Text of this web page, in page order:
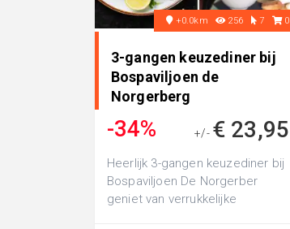
+0.0km 256 7 0
3-gangen keuzediner bij
Bospaviljoen de
Norgerberg
-34% +/- € 23,95
Heerlijk 3-gangen keuzediner bij
Bospaviljoen De Norgerber
geniet van verrukkelijke